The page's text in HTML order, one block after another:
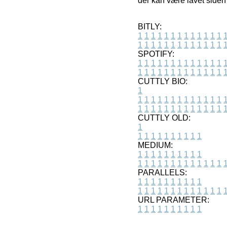
BITLY:
1 1 1 1 1 1 1 1 1 1 1 1 1 1
1 1 1 1 1 1 1 1 1 1 1 1 1 1
SPOTIFY:
1 1 1 1 1 1 1 1 1 1 1 1 1 1
1 1 1 1 1 1 1 1 1 1 1 1 1 1
CUTTLY BIO:
1
1 1 1 1 1 1 1 1 1 1 1 1 1 1
1 1 1 1 1 1 1 1 1 1 1 1 1 1
CUTTLY OLD:
1
1 1 1 1 1 1 1 1 1 1
MEDIUM:
1 1 1 1 1 1 1 1 1 1
1 1 1 1 1 1 1 1 1 1 1 1 1 1
PARALLELS:
1 1 1 1 1 1 1 1 1 1
1 1 1 1 1 1 1 1 1 1 1 1 1 1
URL PARAMETER:
1 1 1 1 1 1 1 1 1 1